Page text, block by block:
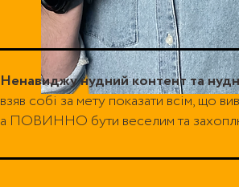
Ненавиджу нудний контент та
взяв собі за мету показати всім, що
а ПОВИННО бути веселим та